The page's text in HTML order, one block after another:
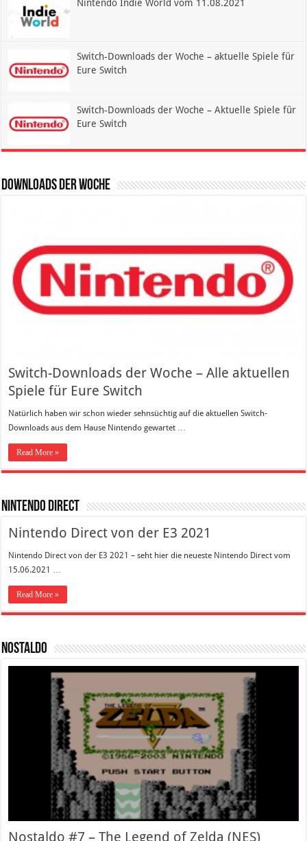
Nintendo Indie World vom 11.08.2021
Switch-Downloads der Woche – aktuelle Spiele für
Eure Switch
Switch-Downloads der Woche – Aktuelle Spiele für
Eure Switch
Downloads der Woche
Switch-Downloads der Woche – Alle aktuellen
Spiele für Eure Switch
Natürlich haben wir schon wieder sehnsüchtig auf die aktuellen Switch-
Downloads aus dem Hause Nintendo gewartet …
Read More »
Nintendo Direct
Nintendo Direct von der E3 2021
Nintendo Direct von der E3 2021 – seht hier die neueste Nintendo Direct vom
15.06.2021 …
Read More »
Nostaldo
Nostaldo #7 – The Legend of Zelda (NES)